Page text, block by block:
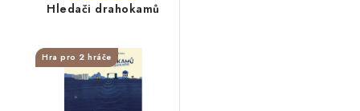
Hledači drahokamů
Hra pro 2 hráče